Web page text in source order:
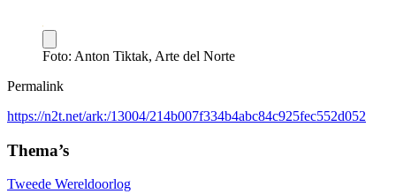
Foto: Anton Tiktak, Arte del Norte
Permalink
https://n2t.net/ark:/13004/214b007f334b4abc84c925fec552d052
Thema’s
Tweede Wereldoorlog